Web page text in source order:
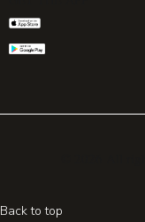
Back to top